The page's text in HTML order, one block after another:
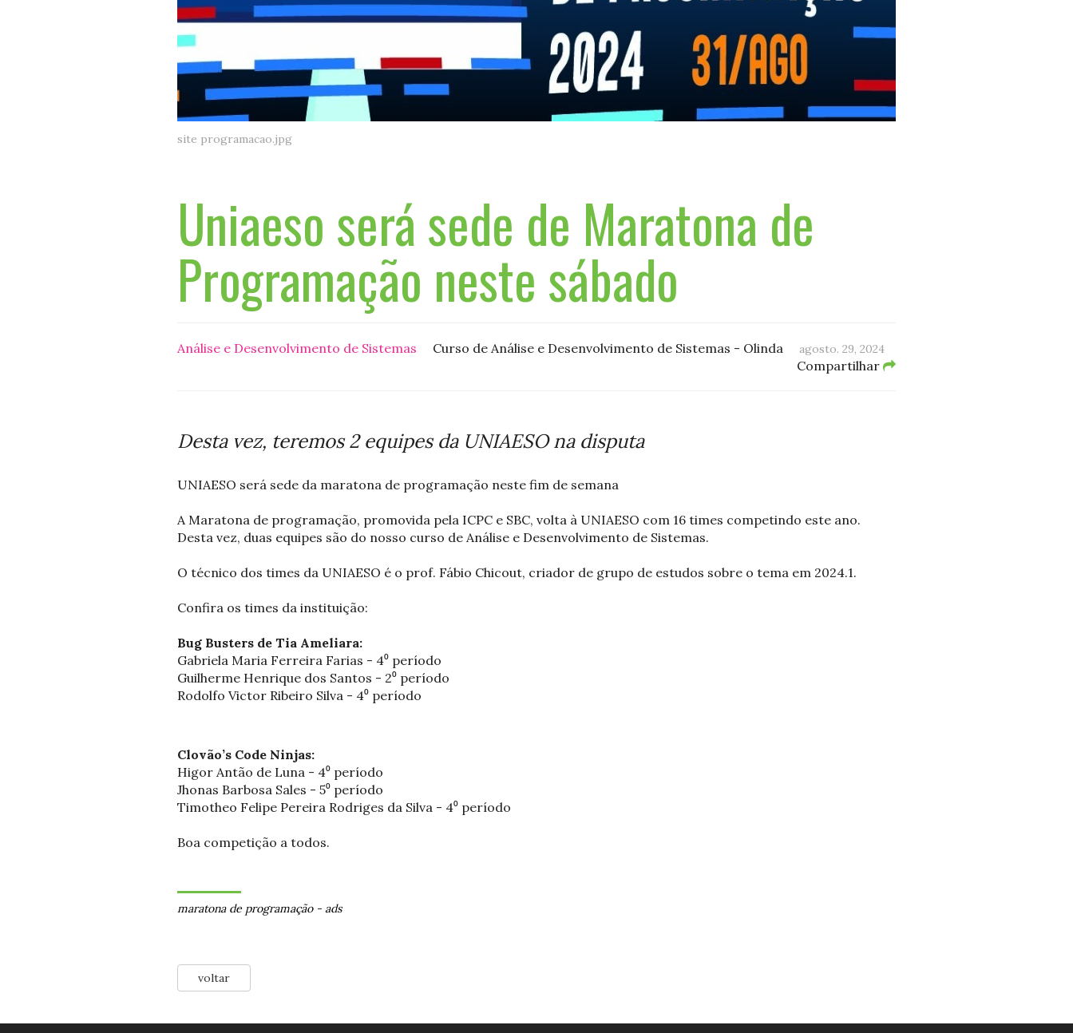
site programacao.jpg
Uniaeso será sede de Maratona de
Programação neste sábado
Análise e Desenvolvimento de Sistemas Curso de Análise e Desenvolvimento de Sistemas - Olinda agosto. 29, 2024
Compartilhar
Desta vez, teremos 2 equipes da UNIAESO na disputa
UNIAESO será sede da maratona de programação neste fim de semana
A Maratona de programação, promovida pela ICPC e SBC, volta à UNIAESO com 16 times competindo este ano.
Desta vez, duas equipes são do nosso curso de Análise e Desenvolvimento de Sistemas.
O técnico dos times da UNIAESO é o prof. Fábio Chicout, criador de grupo de estudos sobre o tema em 2024.1.
Confira os times da instituição:
Bug Busters de Tia Ameliara:
Gabriela Maria Ferreira Farias - 4⁰ período
Guilherme Henrique dos Santos - 2⁰ período
Rodolfo Victor Ribeiro Silva - 4⁰ período
Clovão’s Code Ninjas:
Higor Antão de Luna - 4⁰ período
Jhonas Barbosa Sales - 5⁰ período
Timotheo Felipe Pereira Rodriges da Silva - 4⁰ período
Boa competição a todos.
maratona de programação- ads
voltar